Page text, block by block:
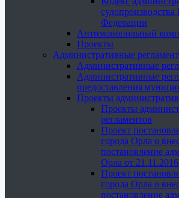
судопроизводства
Федерации
Антимонопольный
Проекты
Административные
Административные
Административные
предоставления
Проекты
Проекты
регламентов
Проект
города Орла о
постановление
Орла от
Проект
города Орла о
постановление